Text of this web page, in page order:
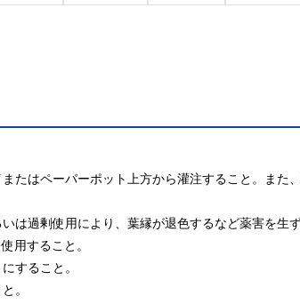
たはペーパーポット上方から灌注すること。また
は過剰使用により、葉縁が退色するなど薬害を生
用すること。
すること。
。